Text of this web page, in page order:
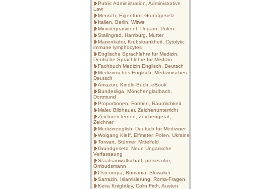
Public Administration, Administrative
Law
Mensch, Eigentum, Grundgesetz
Italien, Berlin, Witwe
Ministerpräsident, Ungarn, Polen
Stalingrad, Hamburg, Mutter
Marienkäfer, Krebskrankheit, Cytolytic
immune lymphocytes
Englische Sprachlehre für Medizin,
Deutsche Sprachlehre für Medizin
Fachbuch Medizin Englisch, Deutsch
Medizinisches Englisch, Medizinisches
Deutsch
Amazon, Kindle-Buch, eBook
Bundesliga, Mönchengladbach,
Dortmund
Proportionen, Formen, Räumlichkeit
Maler, Bildhauer, Zeichenunterricht
Zeichnen lernen, Zeichengerät,
Zeichner
Medizinenglish, Deutsch für Mediziner
Wolgang Kleff, Elfmeter, Polen, Ukraine
Torwart, Stürmer, Mittelfeld
Grundgesetz, Neue Ungarische
Verfassaung
Staatsanwaltschaft, prosecutor,
Ombudsmann
Osteuropa, Rumänia, Slowakei
Sarrazin, Islamisierung, Roma-Fragen
Keira Knightley, Colin Firth, Austen